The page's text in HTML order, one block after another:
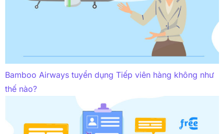
Bamboo Airways tuyển dụng Tiếp viên hàng không như
thế nào?